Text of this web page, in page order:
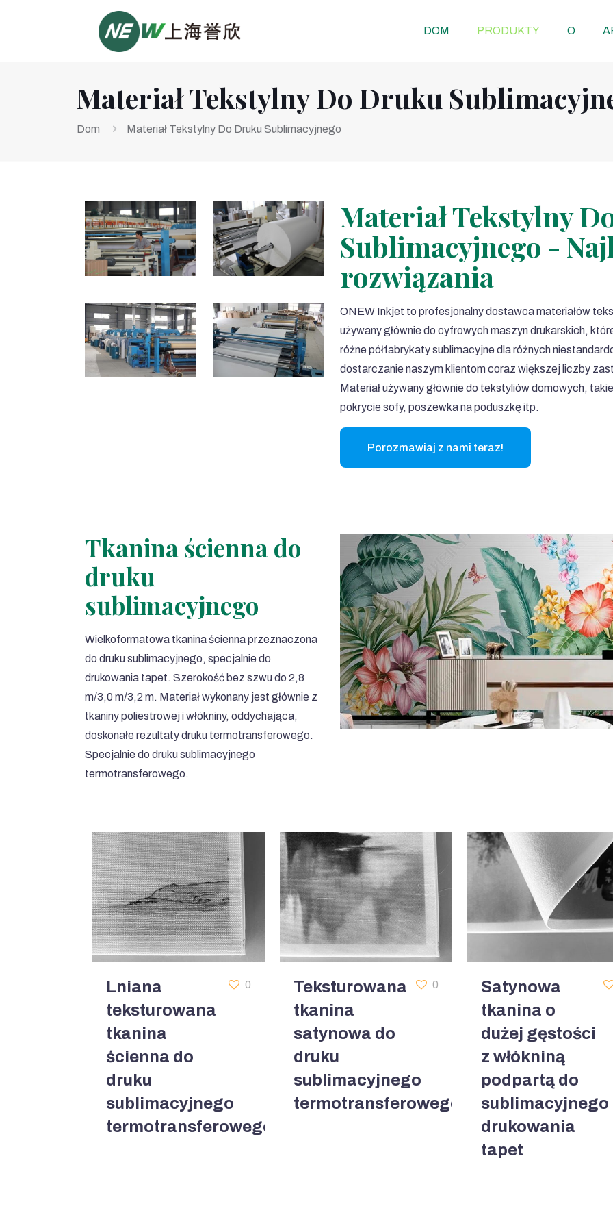
DOM PRODUKTY O
Materiał Tekstylny Do Druku
Dom Materiał Tekstylny Do Druku Sublimacyjnego
Materiał Tekstylny
Sublimacyjnego -
rozwiązania
ONEW Inkjet to profesjonalny dostawca materiałów
używany głównie do cyfrowych maszyn drukarskich,
różne półfabrykaty sublimacyjne dla różnych
dostarczanie naszym klientom coraz większej liczby
Materiał używany głównie do tekstyliów domowych,
pokrycie sofy, poszewka na poduszkę itp.
Porozmawiaj z nami teraz!
Tkanina ścienna do
druku
sublimacyjnego
Wielkoformatowa tkanina ścienna przeznaczona
do druku sublimacyjnego, specjalnie do
drukowania tapet. Szerokość bez szwu do 2,8
m/3,0 m/3,2 m. Materiał wykonany jest głównie z
tkaniny poliestrowej i włókniny, oddychająca,
doskonałe rezultaty druku termotransferowego.
Specjalnie do druku sublimacyjnego
termotransferowego.
Lniana
teksturowana
tkanina
ścienna do
druku
sublimacyjnego
termotransferowego
0
Teksturowana
tkanina
satynowa do
druku
sublimacyjnego
termotransferowego
0
Satynowa
tkanina o
dużej gęstości
z włókniną
podpartą do
sublimacyjnego
drukowania
tapet